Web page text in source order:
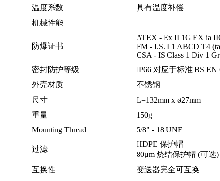
温度系数
具有温度补偿
机械性能
防爆证书
ATEX - Ex II 1G EX ia
FM - I.S. I 1 ABCD T4
CSA - IS Class 1 Div 1
密封防护等级
IP66 对应于标准 BS EN
外壳材质
不锈钢
尺寸
L=132mm x ø27mm
重量
150g
Mounting Thread
5/8" - 18 UNF
过滤
HDPE 保护帽
80μm 烧结保护帽 (可选)
互换性
变送器完全可互换